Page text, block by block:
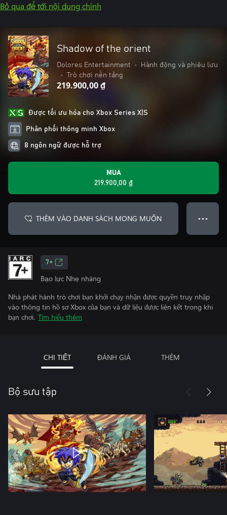
Bỏ qua để tới nội dung chính
Shadow of the orient
Dolores Entertainment •
Hành động và phiêu lưu
•
Trò chơi nền tảng
219.900,00 ₫
Được tối ưu hóa cho Xbox Series X|S
Phân phối thông minh Xbox
8 ngôn ngữ được hỗ trợ
MUA
219.900,00 ₫
THÊM VÀO DANH SÁCH MONG MUỐN ● ● ●
7+
Bạo lực Nhẹ nhàng
Nhà phát hành trò chơi bạn khởi chạy nhận được quyền truy nhập
vào thông tin hồ sơ Xbox của bạn và dữ liệu được liên kết trong khi
bạn chơi. Tìm hiểu thêm
CHI TIẾT ĐÁNH GIÁ THÊM
Bộ sưu tập